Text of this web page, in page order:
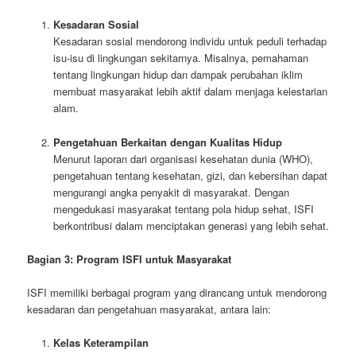
Kesadaran Sosial
Kesadaran sosial mendorong individu untuk peduli terhadap
isu-isu di lingkungan sekitarnya. Misalnya, pemahaman
tentang lingkungan hidup dan dampak perubahan iklim
membuat masyarakat lebih aktif dalam menjaga kelestarian
alam.
Pengetahuan Berkaitan dengan Kualitas Hidup
Menurut laporan dari organisasi kesehatan dunia (WHO),
pengetahuan tentang kesehatan, gizi, dan kebersihan dapat
mengurangi angka penyakit di masyarakat. Dengan
mengedukasi masyarakat tentang pola hidup sehat, ISFI
berkontribusi dalam menciptakan generasi yang lebih sehat.
Bagian 3: Program ISFI untuk Masyarakat
ISFI memiliki berbagai program yang dirancang untuk mendorong
kesadaran dan pengetahuan masyarakat, antara lain:
Kelas Keterampilan